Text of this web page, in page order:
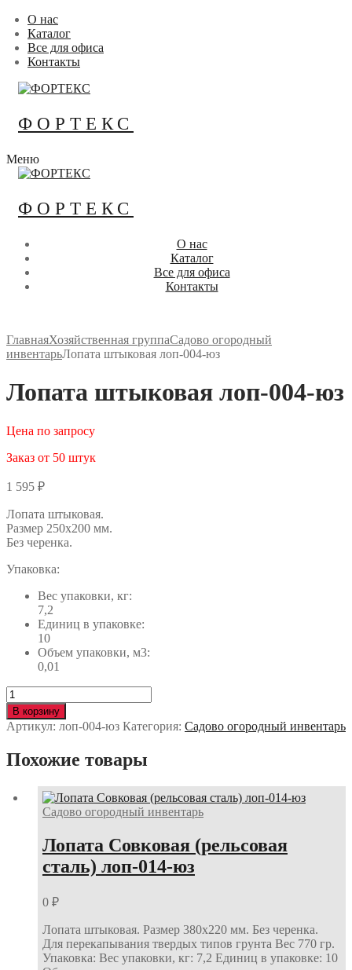
Перейти
содержимому
Меню
Закрыть
О нас
Каталог
Все для офиса
Контакты
ФОРТЕКС
Меню
ФОРТЕКС
О нас
Каталог
Все для офиса
Контакты
ГлавнаяХозяйственная группаСадово огородный
инвентарьЛопата штыковая лоп-004-юз
Лопата штыковая лоп-004-юз
Цена по запросу
Заказ от 50 штук
1 595 ₽
Лопата штыковая.
Размер 250х200 мм.
Без черенка.
Упаковка:
Вес упаковки, кг:
7,2
Единиц в упаковке:
10
Объем упаковки, м3:
0,01
Количество
Лопата
штыковая
лоп-004-
В корзину
Артикул: лоп-004-юз Категория: Садово огородный инвентарь
Похожие товары
Садово огородный инвентарь
Лопата Совковая (рельсовая
сталь) лоп-014-юз
0 ₽
Лопата штыковая. Размер 380х220 мм. Без черенка.
Для перекапывания твердых типов грунта Вес 770 гр.
Упаковка: Вес упаковки, кг: 7,2 Единиц в упаковке: 10